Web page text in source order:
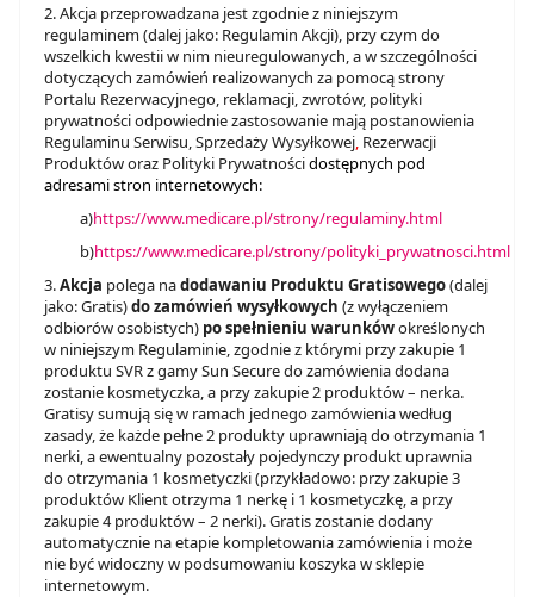
2. Akcja przeprowadzana jest zgodnie z niniejszym
regulaminem (dalej jako: Regulamin Akcji), przy czym do
wszelkich kwestii w nim nieuregulowanych, a w szczególności
dotyczących zamówień realizowanych za pomocą strony
Portalu Rezerwacyjnego, reklamacji, zwrotów, polityki
prywatności odpowiednie zastosowanie mają postanowienia
Regulaminu Serwisu, Sprzedaży Wysyłkowej, Rezerwacji
Produktów oraz Polityki Prywatnościdostępnych pod
adresami stron internetowych:
a)https://www.medicare.pl/strony/regulaminy.html
b)https://www.medicare.pl/strony/polityki_prywatnosci.html
3.Akcja polega nadodawaniu Produktu Gratisowego(dalej
jako: Gratis)do zamówień wysyłkowych (z wyłączeniem
odbiorów osobistych) po spełnieniu warunkówokreślonych
w niniejszym Regulaminie, zgodnie z którymi przy zakupie 1
produktu SVR z gamy Sun Secure do zamówienia dodana
zostanie kosmetyczka, a przy zakupie 2 produktów – nerka.
Gratisy sumują się w ramach jednego zamówienia według
zasady, że każde pełne 2 produkty uprawniają do otrzymania 1
nerki, a ewentualny pozostały pojedynczy produkt uprawnia
do otrzymania 1 kosmetyczki (przykładowo: przy zakupie 3
produktów Klient otrzyma 1 nerkę i 1 kosmetyczkę, a przy
zakupie 4 produktów – 2 nerki). Gratis zostanie dodany
automatycznie na etapie kompletowania zamówienia i może
nie być widoczny w podsumowaniu koszyka w sklepie
internetowym.